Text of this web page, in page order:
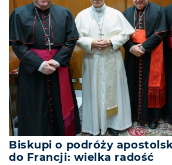
Biskupi o podróży
do Francji: wielka radość